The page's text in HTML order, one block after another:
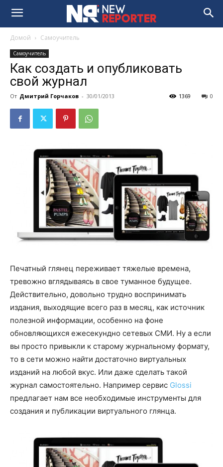
Домой Самоучитель
Самоучитель
Как создать и опубликовать
свой журнал
От Дмитрий Горчаков - 30/01/2013 0
1369
Печатный глянец переживает тяжелые времена,
тревожно вглядываясь в свое туманное будущее.
Действительно, довольно трудно воспринимать
издания, выходящие всего раз в месяц, как источник
полезной информации, особенно на фоне
обновляющихся ежесекундно сетевых СМИ. Ну а если
вы просто привыкли к старому журнальному формату,
то в сети можно найти достаточно виртуальных
изданий на любой вкус. Или даже сделать такой
журнал самостоятельно. Например сервис Glossi
предлагает нам все необходимые инструменты для
создания и публикации виртуального глянца.